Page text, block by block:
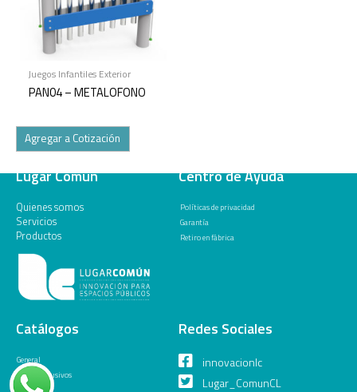
Juegos Infantiles Exterior
PAN04 – METALOFONO
Agregar a Cotización
Lugar Común
Quienes somos
Servicios
Productos
Centro de Ayuda
Políticas de privacidad
Garantía
Retiro en fábrica
Catálogos
General
Juegos Inclusivos
Redes Sociales
innovacionlc
Lugar_ComunCL